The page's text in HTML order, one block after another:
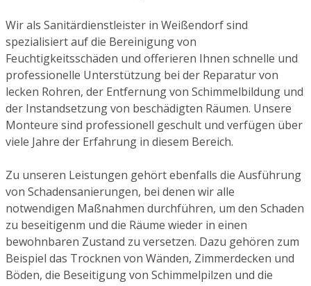
Wir als Sanitärdienstleister in Weißendorf sind
spezialisiert auf die Bereinigung von
Feuchtigkeitsschäden und offerieren Ihnen schnelle und
professionelle Unterstützung bei der Reparatur von
lecken Rohren, der Entfernung von Schimmelbildung und
der Instandsetzung von beschädigten Räumen. Unsere
Monteure sind professionell geschult und verfügen über
viele Jahre der Erfahrung in diesem Bereich.
Zu unseren Leistungen gehört ebenfalls die Ausführung
von Schadensanierungen, bei denen wir alle
notwendigen Maßnahmen durchführen, um den Schaden
zu beseitigenm und die Räume wieder in einen
bewohnbaren Zustand zu versetzen. Dazu gehören zum
Beispiel das Trocknen von Wänden, Zimmerdecken und
Böden, die Beseitigung von Schimmelpilzen und die